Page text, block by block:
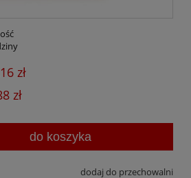
zł
zł
do koszyka
dodaj do przechowalni